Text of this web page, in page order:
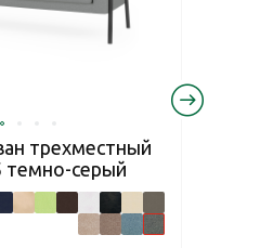
трехместный
темно-серый